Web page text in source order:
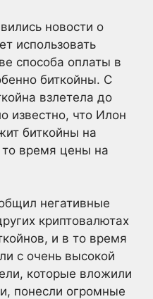
новости о
использовать
способа оплаты в
биткойны. С
взлетела до
известно, что Илон
биткойны на
то время цены на
негативные
криптовалютах
и в то время
с очень высокой
которые вложили
понесли огромные